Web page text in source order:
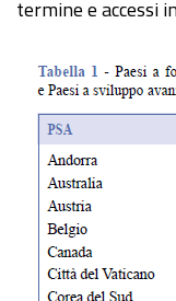
termine e accessi